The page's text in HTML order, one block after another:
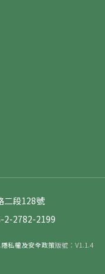
二段128號
2-2782-2199
隱私權及安全政策版號：V1.1.4